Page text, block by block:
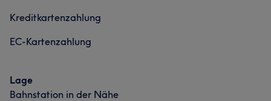
Kreditkartenzahlung
EC-Kartenzahlung
Lage
Bahnstation in der Nähe